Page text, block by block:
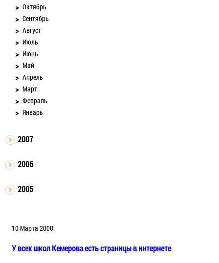
Октябрь
Сентябрь
Август
Июль
Июнь
Май
Апрель
Март
Февраль
Январь
2007
2006
2005
10 Марта 2008
У всех школ Кемерова есть страницы в интернете